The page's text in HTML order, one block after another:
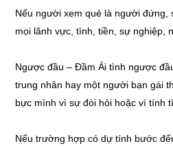
Nếu người xem quẻ là người đứng,
mọi lãnh vực, tình, tiền, sự nghiệp,
Ngược đầu – Đầm Ái tình ngược
trung nhân hay một người bạn gái
bực mình vì sự đòi hỏi hoặc vì tính
Nếu trường hợp có dự tính bước